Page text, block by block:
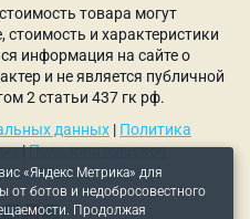
такие как размеры
точность,
Стоимость варьируется
характеристик
Доставка в любой
в кратчайшие сроки.
«Яндекс Метрика» для
от ботов и недобросовестного
Продолжая
товара могут
стоимость и характеристики
информация на сайте о
и не является публичной
2 статьи 437 гк рф.
данных | Политика
|Пользовательское
куки-файлов|